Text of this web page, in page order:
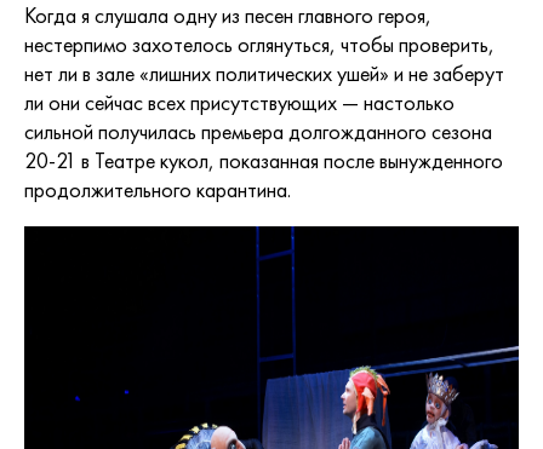
Когда я слушала одну из песен главного героя,
нестерпимо захотелось оглянуться, чтобы проверить,
нет ли в зале «лишних политических ушей» и не заберут
ли они сейчас всех присутствующих — настолько
сильной получилась премьера долгожданного сезона
20-21 в Театре кукол, показанная после вынужденного
продолжительного карантина.